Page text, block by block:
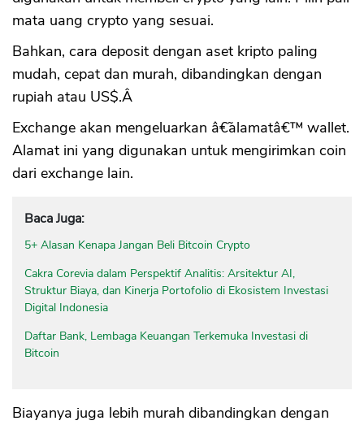
mata uang crypto yang sesuai.
Bahkan, cara deposit dengan aset kripto paling
mudah, cepat dan murah, dibandingkan dengan
rupiah atau US$.Â
Exchange akan mengeluarkan â€˜alamatâ€™ wallet.
Alamat ini yang digunakan untuk mengirimkan coin
dari exchange lain.
Baca Juga:
5+ Alasan Kenapa Jangan Beli Bitcoin Crypto
Cakra Corevia dalam Perspektif Analitis: Arsitektur AI,
Struktur Biaya, dan Kinerja Portofolio di Ekosistem Investasi
Digital Indonesia
Daftar Bank, Lembaga Keuangan Terkemuka Investasi di
Bitcoin
Biayanya juga lebih murah dibandingkan dengan